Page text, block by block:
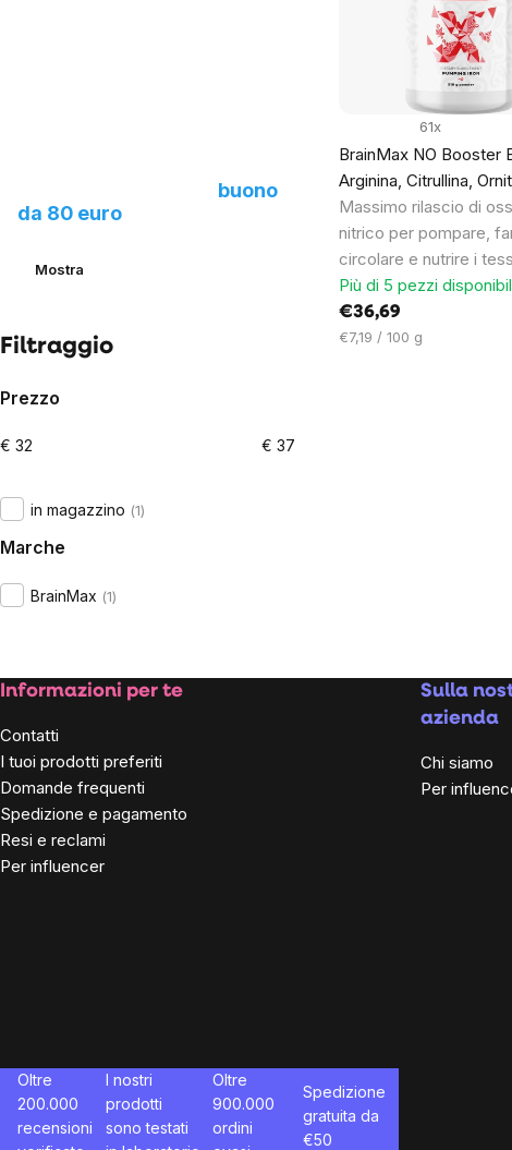
buono
da 80 euro
Mostra
Filtraggio
Prezzo
€ 32 € 37
in magazzino 1
Marche
BrainMax 1
products
BrainMax NO Booster
Arginina, Citrullina,
Massimo rilascio di
nitrico per pompare,
circolare e nutrire i
61x
Più di 5 pezzi
€36,69
Prezzo
€7,19 / 100 g
Footer
Informazioni per te
Contatti
I tuoi prodotti preferiti
Domande frequenti
Spedizione e pagamento
Resi e reclami
Per influencer
Sulla
azienda
Chi siamo
Per
Oltre
200.000
recensioni
I nostri
prodotti
sono testati
Oltre
900.000
ordini
Spedizione
gratuita da
€50